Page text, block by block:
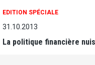
EDITION SPÉCIALE
31.10.2013
La politique financière